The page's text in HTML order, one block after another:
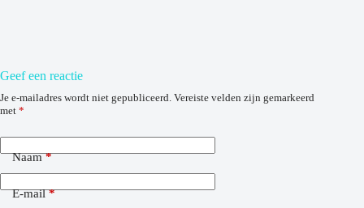
Geef een reactie
Je e-mailadres wordt niet gepubliceerd. Vereiste velden zijn gemarkeerd
met *
Naam*
E-mail*